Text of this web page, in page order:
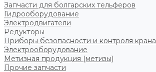
Запчасти для болгарских тельферов
Гидрооборудование
Электродвигатели
Редукторы
Приборы безопасности и контроля крана
Электрооборудование
Метизная продукция (метизы)
Прочие запчасти